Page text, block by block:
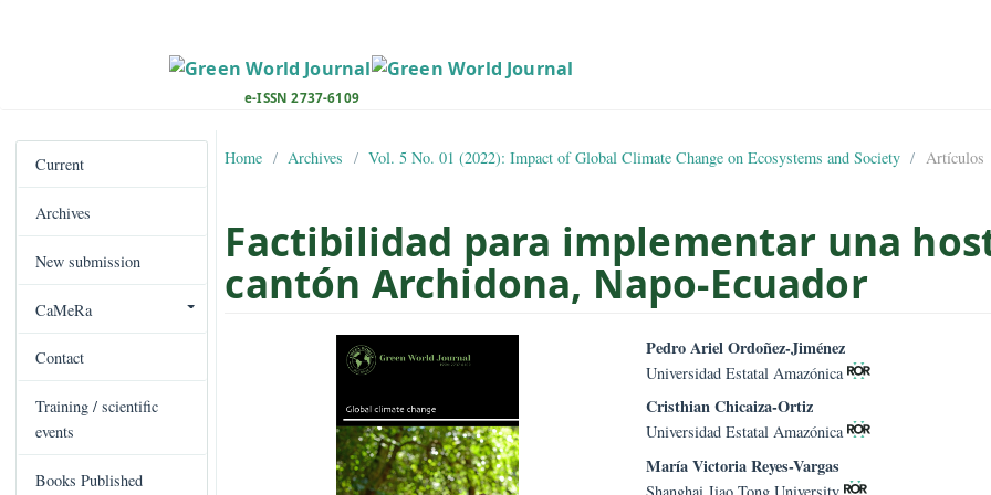
a
v
i
g
a
i
o
n
M
a
e-ISSN 2737-6109
Current
Archives
New submission
Contact
Training / scientific
events
Vol. 5 No. 01 (2022): Impact of Global Climate Change on Ecosystems and Society
Factibilidad para implementar
cantón Archidona, Napo-Ecuador
Pedro Ariel Ordoñez-Jiménez
Universidad Estatal Amazónica
Universidad Estatal Amazónica